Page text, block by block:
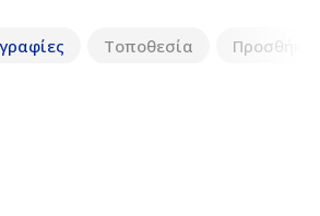
Τοποθεσία Προσθήκη